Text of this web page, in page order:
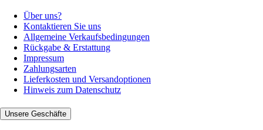
Über uns?
Kontaktieren Sie uns
Allgemeine Verkaufsbedingungen
Rückgabe & Erstattung
Impressum
Zahlungsarten
Lieferkosten und Versandoptionen
Hinweis zum Datenschutz
Unsere Geschäfte